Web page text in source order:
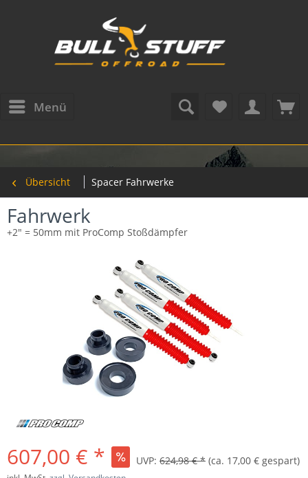
Menü
Übersicht Spacer Fahrwerke
Fahrwerk
+2" = 50mm mit ProComp Stoßdämpfer
607,00 € * UVP: 624,98 € * (ca. 17,00 € gespart)